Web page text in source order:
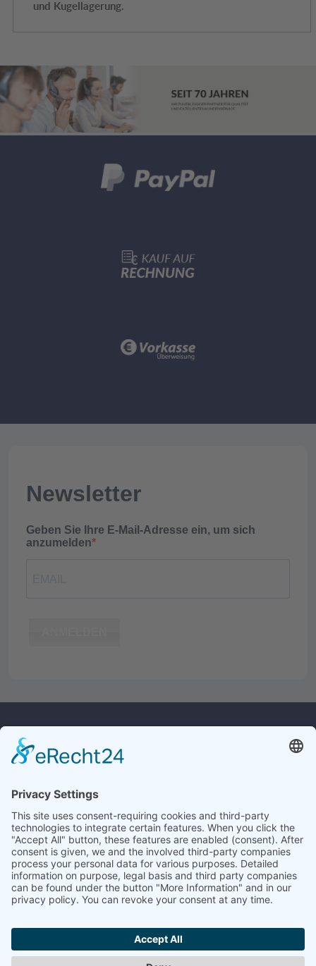
und Kugellagerung.
Newsletter
Geben Sie Ihre E-Mail-Adresse ein, um sich
anzumelden
Kontakt
Monforts Quartier 32
Tel.:+49 2161/23619
E-Mail:info@culina.de
Datenschutz
AGB
Impressum
Service
Angebotsanfrage
Katalogbestellung
Kontakt